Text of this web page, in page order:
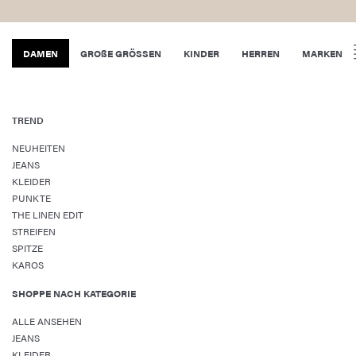
DAMEN GROßE GRÖSSEN KINDER HERREN MARKEN
TREND
NEUHEITEN
JEANS
KLEIDER
PUNKTE
THE LINEN EDIT
STREIFEN
SPITZE
KAROS
SHOPPE NACH KATEGORIE
ALLE ANSEHEN
JEANS